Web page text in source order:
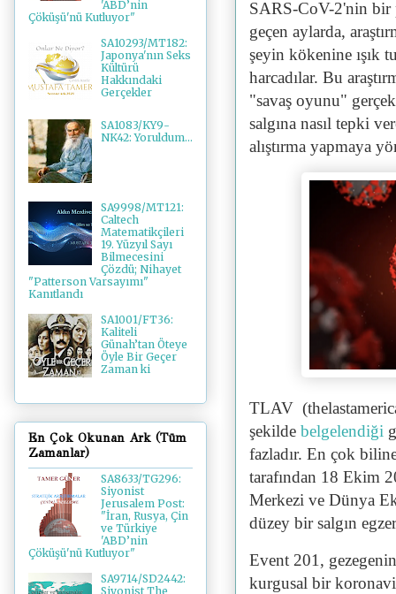
SARS-CoV-2'nin bir
geçen aylarda,
şeyin kökenine ışık
harcadılar. Bu
"savaş oyunu"
salgına nasıl tepki
alıştırma yapmaya
TLAV
şekilde belgelendiği
fazladır. En çok
tarafından 18 Ekim
Merkezi ve Dünya
düzey bir salgın
Event 201,
kurgusal bir
'ABD’nin
Çöküşü'nü Kutluyor"
SA10293/MT182:
Japonya'nın Seks
Kültürü
Hakkındaki
Gerçekler
SA1083/KY9-
NK42: Yoruldum...
SA9998/MT121:
Caltech
Matematikçileri
19. Yüzyıl Sayı
Bilmecesini
Çözdü; Nihayet
"Patterson Varsayımı"
Kanıtlandı
SA1001/FT36:
Kaliteli
Günah’tan Öteye
Öyle Bir Geçer
Zaman ki
En Çok Okunan Ark (Tüm
Zamanlar)
SA8633/TG296:
Siyonist
Jerusalem Post:
"İran, Rusya, Çin
ve Türkiye
'ABD’nin
Çöküşü'nü Kutluyor"
SA9714/SD2442:
Siyonist The